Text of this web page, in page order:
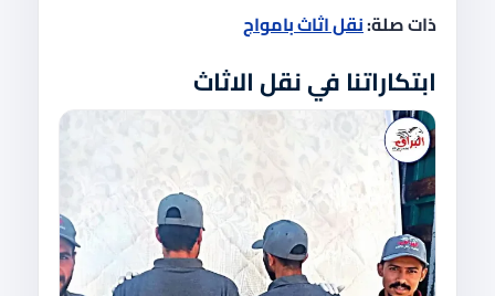
ذات صلة:نقل اثاث بامواج
ابتكاراتنا في نقل الاثاث